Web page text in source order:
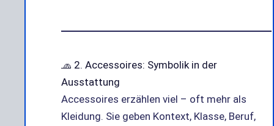
🧢 2. Accessoires: Symbolik in der
Ausstattung
Accessoires erzählen viel – oft mehr als
Kleidung. Sie geben Kontext, Klasse, Beruf,